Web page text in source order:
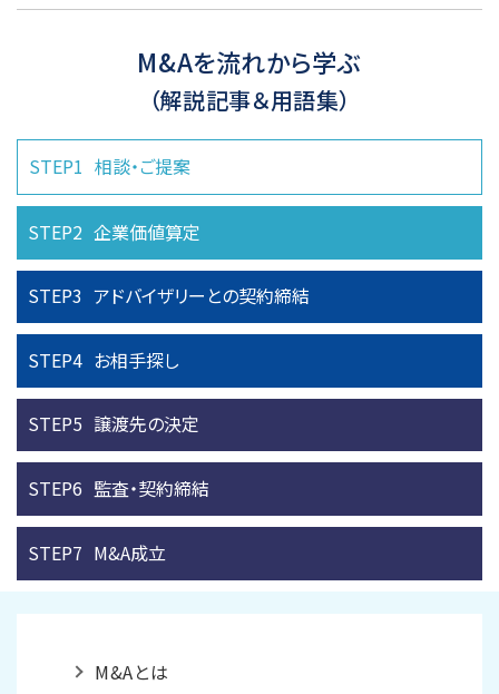
M&Aを流れから学ぶ
（解説記事＆用語集）
STEP1 相談・ご提案
STEP2 企業価値算定
STEP3 アドバイザリーとの契約締結
STEP4 お相手探し
STEP5 譲渡先の決定
STEP6 監査・契約締結
STEP7 M&A成立
M&Aとは